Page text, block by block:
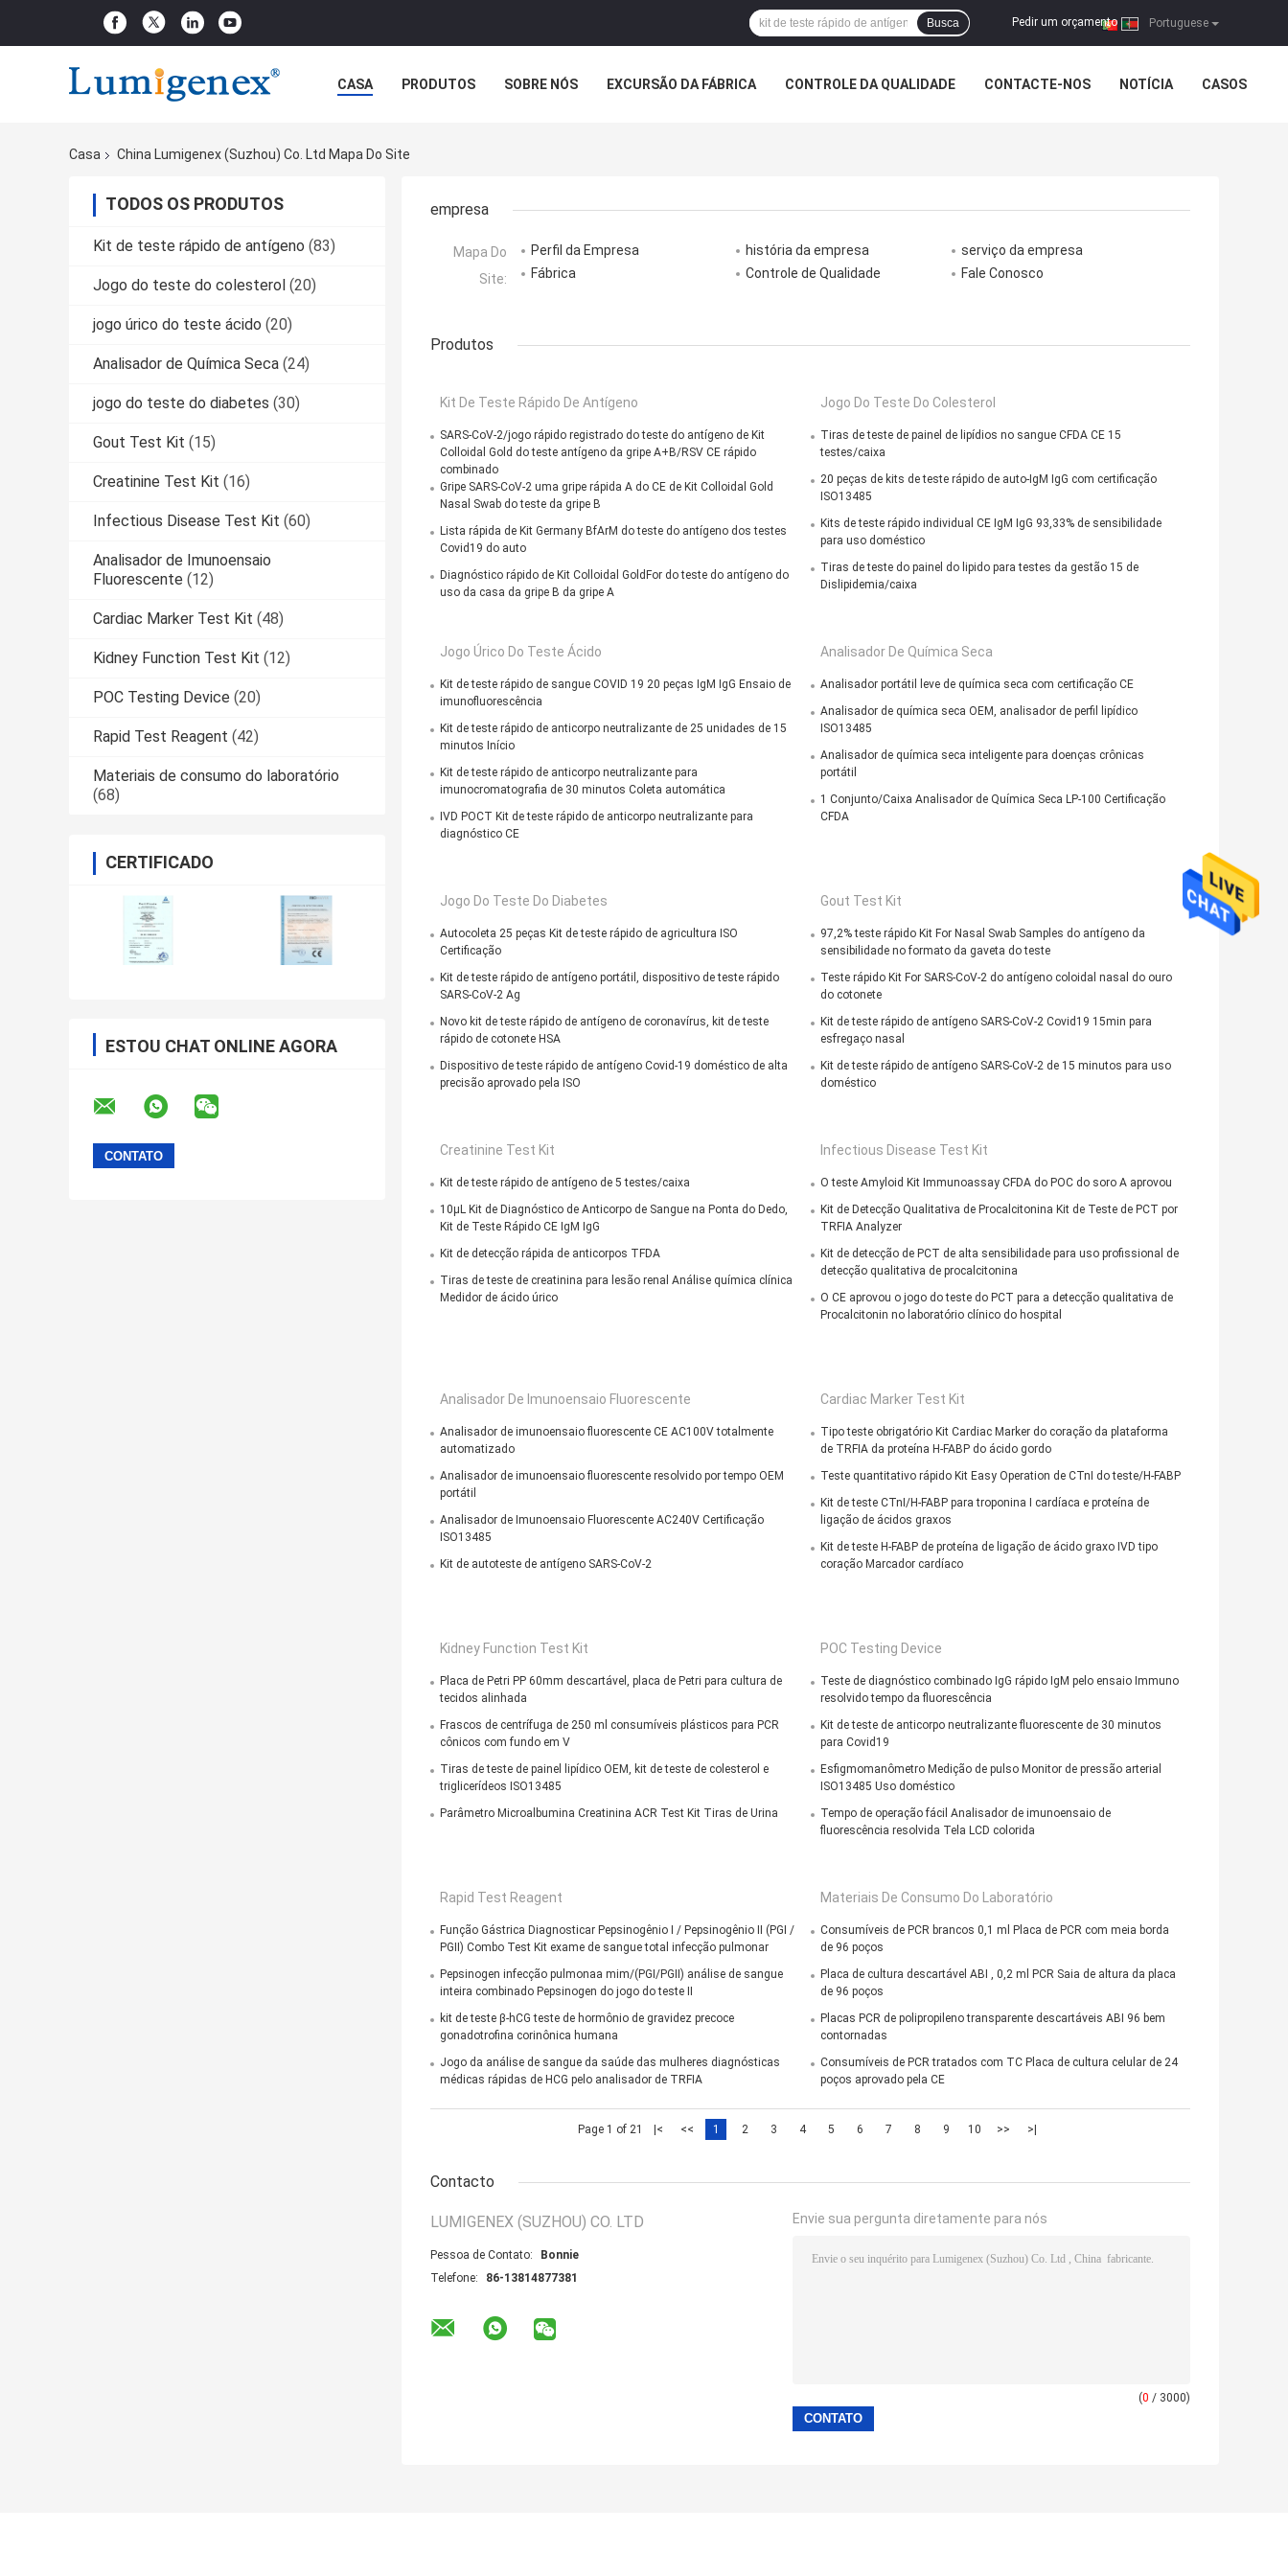
Portuguese
Pedir um orçamento |
Busca
CASA PRODUTOS SOBRE NÓS EXCURSÃO DA FÁBRICA CONTROLE DA QUALIDADE CONTACTE-NOS NOTÍCIA CASOS
Casa China Lumigenex (Suzhou) Co. Ltd Mapa Do Site
TODOS OS PRODUTOS
Kit de teste rápido de antígeno (83)
Jogo do teste do colesterol (20)
jogo úrico do teste ácido (20)
Analisador de Química Seca (24)
jogo do teste do diabetes (30)
Gout Test Kit (15)
Creatinine Test Kit (16)
Infectious Disease Test Kit (60)
Analisador de Imunoensaio
Fluorescente (12)
Cardiac Marker Test Kit (48)
Kidney Function Test Kit (12)
POC Testing Device (20)
Rapid Test Reagent (42)
Materiais de consumo do laboratório
(68)
CERTIFICADO
ESTOU CHAT ONLINE AGORA
empresa
Mapa Do
Site:
Perfil da Empresa história da empresa
serviço da empresa
Fábrica
Controle de Qualidade Fale Conosco
Produtos
Kit De Teste Rápido De Antígeno
SARS-CoV-2/jogo rápido registrado do teste do antígeno de Kit
Colloidal Gold do teste antígeno da gripe A+B/RSV CE rápido
combinado
Gripe SARS-CoV-2 uma gripe rápida A do CE de Kit Colloidal Gold
Nasal Swab do teste da gripe B
Lista rápida de Kit Germany BfArM do teste do antígeno dos testes
Covid19 do auto
Diagnóstico rápido de Kit Colloidal GoldFor do teste do antígeno do
uso da casa da gripe B da gripe A
Jogo Do Teste Do Colesterol
Tiras de teste de painel de lipídios no sangue CFDA CE 15
testes/caixa
20 peças de kits de teste rápido de auto-IgM IgG com certificação
ISO13485
Kits de teste rápido individual CE IgM IgG 93,33% de sensibilidade
para uso doméstico
Tiras de teste do painel do lipido para testes da gestão 15 de
Dislipidemia/caixa
Jogo Úrico Do Teste Ácido
Kit de teste rápido de sangue COVID 19 20 peças IgM IgG Ensaio de
imunofluorescência
Kit de teste rápido de anticorpo neutralizante de 25 unidades de 15
minutos Início
Kit de teste rápido de anticorpo neutralizante para
imunocromatografia de 30 minutos Coleta automática
IVD POCT Kit de teste rápido de anticorpo neutralizante para
diagnóstico CE
Analisador De Química Seca
Analisador portátil leve de química seca com certificação CE
Analisador de química seca OEM, analisador de perfil lipídico
ISO13485
Analisador de química seca inteligente para doenças crônicas
portátil
1 Conjunto/Caixa Analisador de Química Seca LP-100 Certificação
CFDA
Jogo Do Teste Do Diabetes
Autocoleta 25 peças Kit de teste rápido de agricultura ISO
Certificação
Kit de teste rápido de antígeno portátil, dispositivo de teste rápido
SARS-CoV-2 Ag
Novo kit de teste rápido de antígeno de coronavírus, kit de teste
rápido de cotonete HSA
Dispositivo de teste rápido de antígeno Covid-19 doméstico de alta
precisão aprovado pela ISO
Gout Test Kit
97,2% teste rápido Kit For Nasal Swab Samples do antígeno da
sensibilidade no formato da gaveta do teste
Teste rápido Kit For SARS-CoV-2 do antígeno coloidal nasal do ouro
do cotonete
Kit de teste rápido de antígeno SARS-CoV-2 Covid19 15min para
esfregaço nasal
Kit de teste rápido de antígeno SARS-CoV-2 de 15 minutos para uso
doméstico
Creatinine Test Kit
Kit de teste rápido de antígeno de 5 testes/caixa
10μL Kit de Diagnóstico de Anticorpo de Sangue na Ponta do Dedo,
Kit de Teste Rápido CE IgM IgG
Kit de detecção rápida de anticorpos TFDA
Tiras de teste de creatinina para lesão renal Análise química clínica
Medidor de ácido úrico
Infectious Disease Test Kit
O teste Amyloid Kit Immunoassay CFDA do POC do soro A aprovou
Kit de Detecção Qualitativa de Procalcitonina Kit de Teste de PCT por
TRFIA Analyzer
Kit de detecção de PCT de alta sensibilidade para uso profissional de
detecção qualitativa de procalcitonina
O CE aprovou o jogo do teste do PCT para a detecção qualitativa de
Procalcitonin no laboratório clínico do hospital
Analisador De Imunoensaio Fluorescente
Analisador de imunoensaio fluorescente CE AC100V totalmente
automatizado
Analisador de imunoensaio fluorescente resolvido por tempo OEM
portátil
Analisador de Imunoensaio Fluorescente AC240V Certificação
ISO13485
Kit de autoteste de antígeno SARS-CoV-2
Cardiac Marker Test Kit
Tipo teste obrigatório Kit Cardiac Marker do coração da plataforma
de TRFIA da proteína H-FABP do ácido gordo
Teste quantitativo rápido Kit Easy Operation de CTnI do teste/H-FABP
Kit de teste CTnI/H-FABP para troponina I cardíaca e proteína de
ligação de ácidos graxos
Kit de teste H-FABP de proteína de ligação de ácido graxo IVD tipo
coração Marcador cardíaco
Kidney Function Test Kit
Placa de Petri PP 60mm descartável, placa de Petri para cultura de
tecidos alinhada
Frascos de centrífuga de 250 ml consumíveis plásticos para PCR
cônicos com fundo em V
Tiras de teste de painel lipídico OEM, kit de teste de colesterol e
triglicerídeos ISO13485
Parâmetro Microalbumina Creatinina ACR Test Kit Tiras de Urina
POC Testing Device
Teste de diagnóstico combinado IgG rápido IgM pelo ensaio Immuno
resolvido tempo da fluorescência
Kit de teste de anticorpo neutralizante fluorescente de 30 minutos
para Covid19
Esfigmomanômetro Medição de pulso Monitor de pressão arterial
ISO13485 Uso doméstico
Tempo de operação fácil Analisador de imunoensaio de
fluorescência resolvida Tela LCD colorida
Rapid Test Reagent
Função Gástrica Diagnosticar Pepsinogênio I / Pepsinogênio II (PGI /
PGII) Combo Test Kit exame de sangue total infecção pulmonar
Pepsinogen infecção pulmonaa mim/(PGI/PGII) análise de sangue
inteira combinado Pepsinogen do jogo do teste II
kit de teste β-hCG teste de hormônio de gravidez precoce
gonadotrofina corinônica humana
Jogo da análise de sangue da saúde das mulheres diagnósticas
médicas rápidas de HCG pelo analisador de TRFIA
Materiais De Consumo Do Laboratório
Consumíveis de PCR brancos 0,1 ml Placa de PCR com meia borda
de 96 poços
Placa de cultura descartável ABI , 0,2 ml PCR Saia de altura da placa
de 96 poços
Placas PCR de polipropileno transparente descartáveis ​​ABI 96 bem
contornadas
Consumíveis de PCR tratados com TC Placa de cultura celular de 24
poços aprovado pela CE
Page 1 of 21 |< << 1 2 3 4 5 6 7 8 9 10 >> >|
Contacto
LUMIGENEX (SUZHOU) CO. LTD
Pessoa de Contato:
Bonnie
Telefone:
86-13814877381
Envie sua pergunta diretamente para nós
(0 / 3000)